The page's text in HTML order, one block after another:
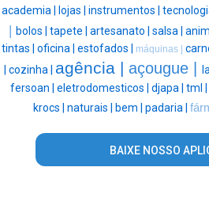
academia | lojas | instrumentos |
| bolos | tapete | artesanato | salsa |
tintas | oficina | estofados | máquinas |
| cozinha | agência | açougue |
fersoan | eletrodomesticos | djapa | tml |
krocs | naturais | bem | padaria |
BAIXE NOSSO